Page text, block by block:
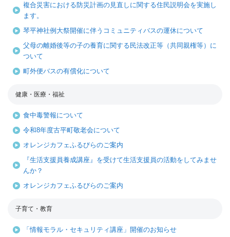
複合災害における防災計画の見直しに関する住民説明会を実施し
ます。
琴平神社例大祭開催に伴うコミュニティバスの運休について
父母の離婚後等の子の養育に関する民法改正等（共同親権等）に
ついて
町外便バスの有償化について
健康・医療・福祉
食中毒警報について
令和8年度古平町敬老会について
オレンジカフェふるびらのご案内
『生活支援員養成講座』を受けて生活支援員の活動をしてみませ
んか？
オレンジカフェふるびらのご案内
子育て・教育
「情報モラル・セキュリティ講座」開催のお知らせ